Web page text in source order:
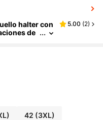
halter con
de
5.00 (2)
42 (3XL)